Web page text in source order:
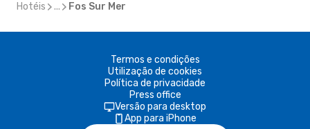
Hotéis ... Fos Sur Mer
Termos e condições
Utilização de cookies
Política de privacidade
Press office
Versão para desktop
App para iPhone